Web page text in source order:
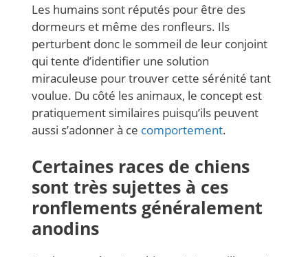
Les humains sont réputés pour être des
dormeurs et même des ronfleurs. Ils
perturbent donc le sommeil de leur conjoint
qui tente d’identifier une solution
miraculeuse pour trouver cette sérénité tant
voulue. Du côté les animaux, le concept est
pratiquement similaires puisqu’ils peuvent
aussi s’adonner à ce comportement.
Certaines races de chiens
sont très sujettes à ces
ronflements généralement
anodins